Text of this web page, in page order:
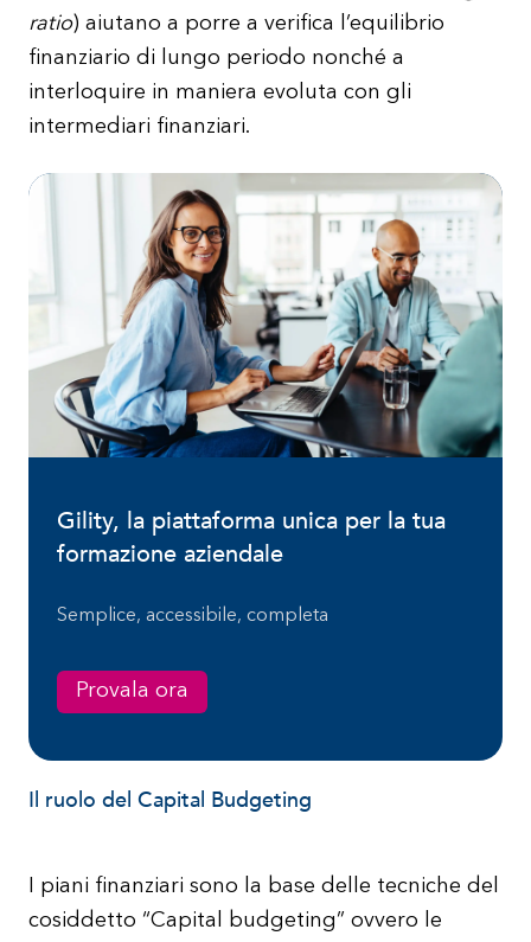
ratio) aiutano a porre a verifica l’equilibrio
finanziario di lungo periodo nonché a
interloquire in maniera evoluta con gli
intermediari finanziari.
Gility, la piattaforma unica per la tua
formazione aziendale
Semplice, accessibile, completa
Provala ora
Il ruolo del Capital Budgeting
I piani finanziari sono la base delle tecniche del
cosiddetto “Capital budgeting” ovvero le